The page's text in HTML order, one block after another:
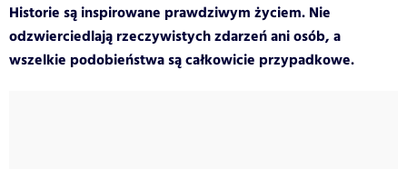
Historie są inspirowane prawdziwym życiem. Nie
odzwierciedlają rzeczywistych zdarzeń ani osób, a
wszelkie podobieństwa są całkowicie przypadkowe.